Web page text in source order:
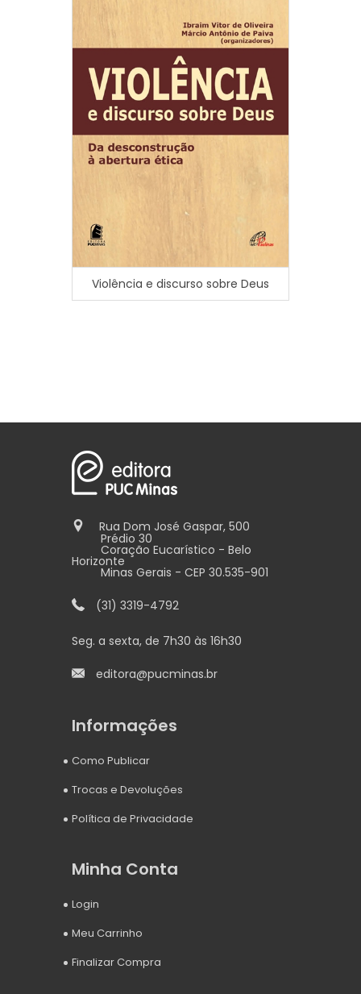
Violência e discurso sobre Deus
Rua Dom José Gaspar, 500
Prédio 30
Coração Eucarístico - Belo
Horizonte
Minas Gerais - CEP 30.535-901
(31) 3319-4792
Seg. a sexta, de 7h30 às 16h30
editora@pucminas.br
Informações
Como Publicar
Trocas e Devoluções
Política de Privacidade
Minha Conta
Login
Meu Carrinho
Finalizar Compra